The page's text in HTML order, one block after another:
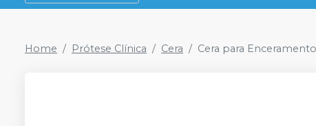
Home Prótese Clínica Cera Cera para